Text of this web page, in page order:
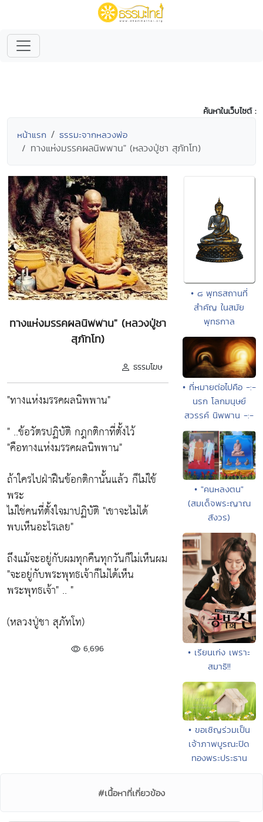
ค้นหาในเว็บไซต์ :
หน้าแรก ธรรมะจากหลวงพ่อ
ทางแห่งมรรคผลนิพพาน" (หลวงปู่ชา สุภัทโท)
ทางแห่งมรรคผลนิพพาน" (หลวงปู่ชา
สุภัทโท)
ธรรมโฆษ
"ทางแห่งมรรคผลนิพพาน"
" ..ข้อวัตรปฏิบัติ กฎกติกาที่ตั้งไว้
"คือทางแห่งมรรคผลนิพพาน"
ถ้าใครไปฝ่าฝืนข้อกติกานั้นแล้ว ก็ไม่ใข้
พระ
ไม่ใช่คนที่ตั้งใจมาปฏิบัติ "เขาจะไม่ได้
พบเห็นอะไรเลย"
ถึงแม้จะอยู่กับผมทุกคืนทุกวันก็ใม่เห็นผม
"จะอยู่กับพระพุทธเจ้าก็ไม่ได้เห็น
พระพุทธเจ้า" .. "
(หลวงปู่ชา สุภัทโท)
6,696
• ๘ พุทธสถานที่
สำคัญ ในสมัย
พุทธกาล
• ที่หมายต่อไปคือ -:-
นรก โลกมนุษย์
สวรรค์ นิพพาน -:-
• "คนหลงตน"
(สมเด็จพระญาณ
สังวร)
• เรียนเก่ง เพราะ
สมาธิ!!
• ขอเชิญร่วมเป็น
เจ้าภาพบูรณะปิด
ทองพระประธาน
#เนื้อหาที่เกี่ยวข้อง